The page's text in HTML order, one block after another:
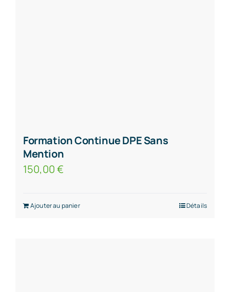
Formation Continue DPE Sans
Mention
150,00€
Ajouter au panier Détails